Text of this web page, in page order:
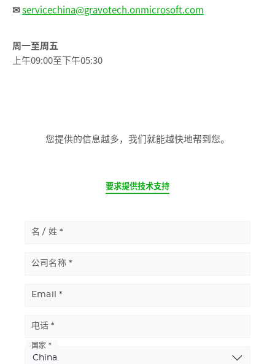
✉servicechina@gravotech.onmicrosoft.com
周一至周五
上午09:00至下午05:30
您提供的信息越多，我们就能越快地帮到您。
CURRENT
要求提供技术支持
名 / 姓
公司名称
Email
电话
Basic
国家